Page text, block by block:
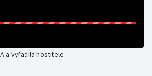
a vyřadila hostitele